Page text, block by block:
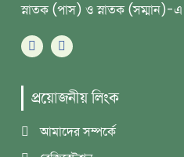
স্নাতক (পাস) ও স্নাতক (সম্মান)-এ
প্রয়োজনীয় লিংক
আমাদের সম্পর্কে